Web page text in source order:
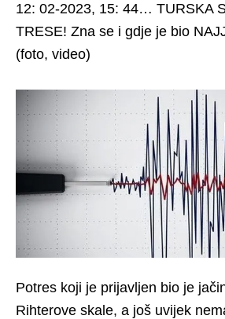
12: 02-2023, 15: 44… TURSKA
TRESE! Zna se i gdje je bio
(foto, video)
Potres koji je prijavljen bio je
Rihterove skale, a još uvijek